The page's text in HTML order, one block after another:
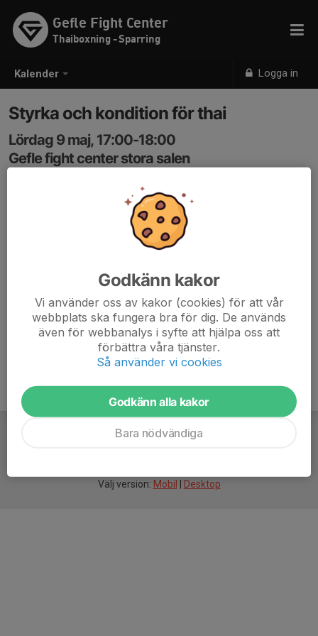
Kalender Logga in
Gefle Fight Center
Thaiboxning - Sparring
Styrka och kondition för thai
Lördag 9 maj, 17:00-18:00
Gefle fight center stora salen
Pass för alla thaiboxare!
Styrka och kondition med thaiboxning som inriktning
Välj version: Mobil Desktop
Godkänn kakor
Vi använder oss av kakor (cookies) för att vår
webbplats ska fungera bra för dig. De används
även för webbanalys i syfte att hjälpa oss att
förbättra våra tjänster.
Så använder vi cookies
Godkänn alla kakor
Bara nödvändiga